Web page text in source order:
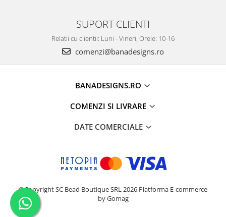
SUPORT CLIENTI
Relatii cu clientii: Luni - Vineri, Orele: 10-16
comenzi@banadesigns.ro
BANADESIGNS.RO
COMENZI SI LIVRARE
DATE COMERCIALE
©Copyright SC Bead Boutique SRL 2026 Platforma E-commerce
by Gomag